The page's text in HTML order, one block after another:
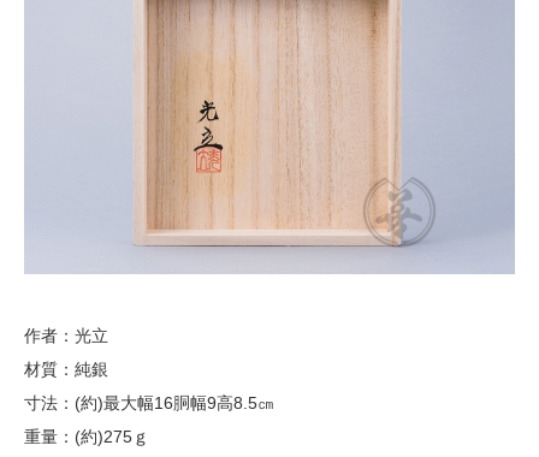
作者：光立
材質：純銀
寸法：(約)最大幅16胴幅9高8.5㎝
重量：(約)275ｇ